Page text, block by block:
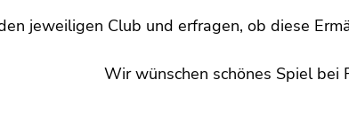
jeweiligen Club und erfragen, ob diese
Wir wünschen schönes Spiel bei